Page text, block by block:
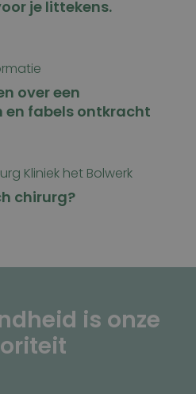
je littekens.
over een
en fabels ontkracht
chirurg?
is onze